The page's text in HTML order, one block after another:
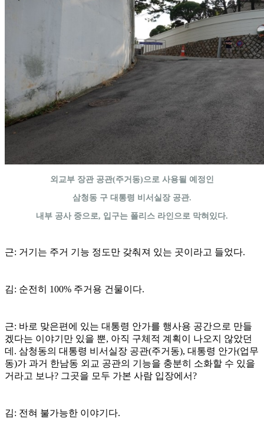
외교부 장관 공관(주거동)으로 사용될 예정인
삼청동 구 대통령 비서실장 공관.
내부 공사 중으로, 입구는 폴리스 라인으로 막혀있다.
근: 거기는 주거 기능 정도만 갖춰져 있는 곳이라고 들었다.
김: 순전히 100% 주거용 건물이다.
근: 바로 맞은편에 있는 대통령 안가를 행사용 공간으로 만들
겠다는 이야기만 있을 뿐, 아직 구체적 계획이 나오지 않았던
데. 삼청동의 대통령 비서실장 공관(주거동), 대통령 안가(업무
동)가 과거 한남동 외교 공관의 기능을 충분히 소화할 수 있을
거라고 보나? 그곳을 모두 가본 사람 입장에서?
김: 전혀 불가능한 이야기다.